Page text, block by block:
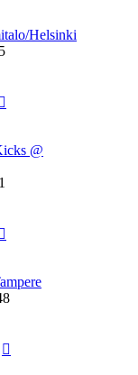
Helsinki
@